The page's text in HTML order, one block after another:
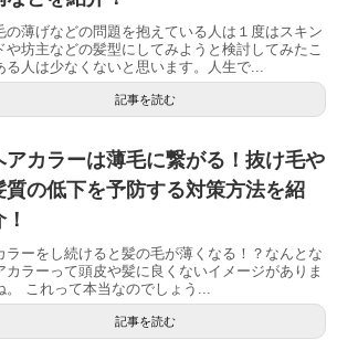
の薄げなどの問題を抱えている人は１度はスキン
や坊主などの髪型にしてみようと検討してみたこ
る人は少なくないと思います。人生で...
記事を読む
アカラーは薄毛に繋がる！抜け毛や
質の低下を予防する対策方法を紹
ラーをし続けると髪の毛が薄くなる！？なんとな
カラーって頭皮や髪に良くないイメージがありま
。 これって本当なのでしょう...
記事を読む